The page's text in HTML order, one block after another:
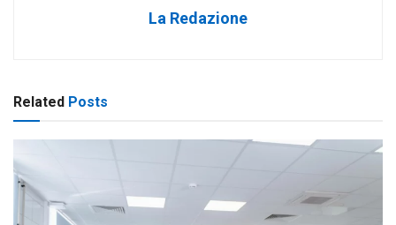
La Redazione
Related Posts